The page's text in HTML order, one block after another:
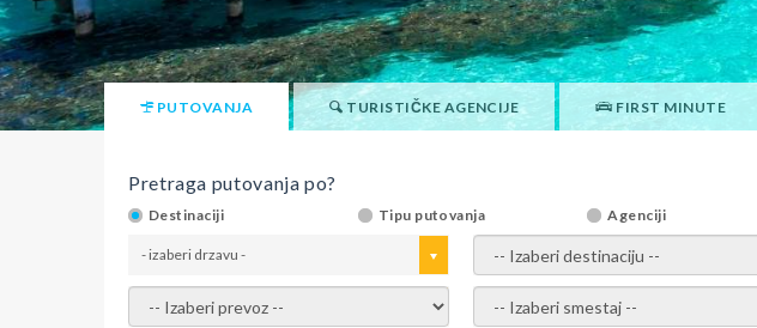
PUTOVANJA TURISTIČKE AGENCIJE FIRST MINUTE
Pretraga putovanja po?
Destinaciji Tipu putovanja Agenciji
- izaberi drzavu - - izaberi destinaciju -
- izaberi prevoz - - Izaberite smestaj -